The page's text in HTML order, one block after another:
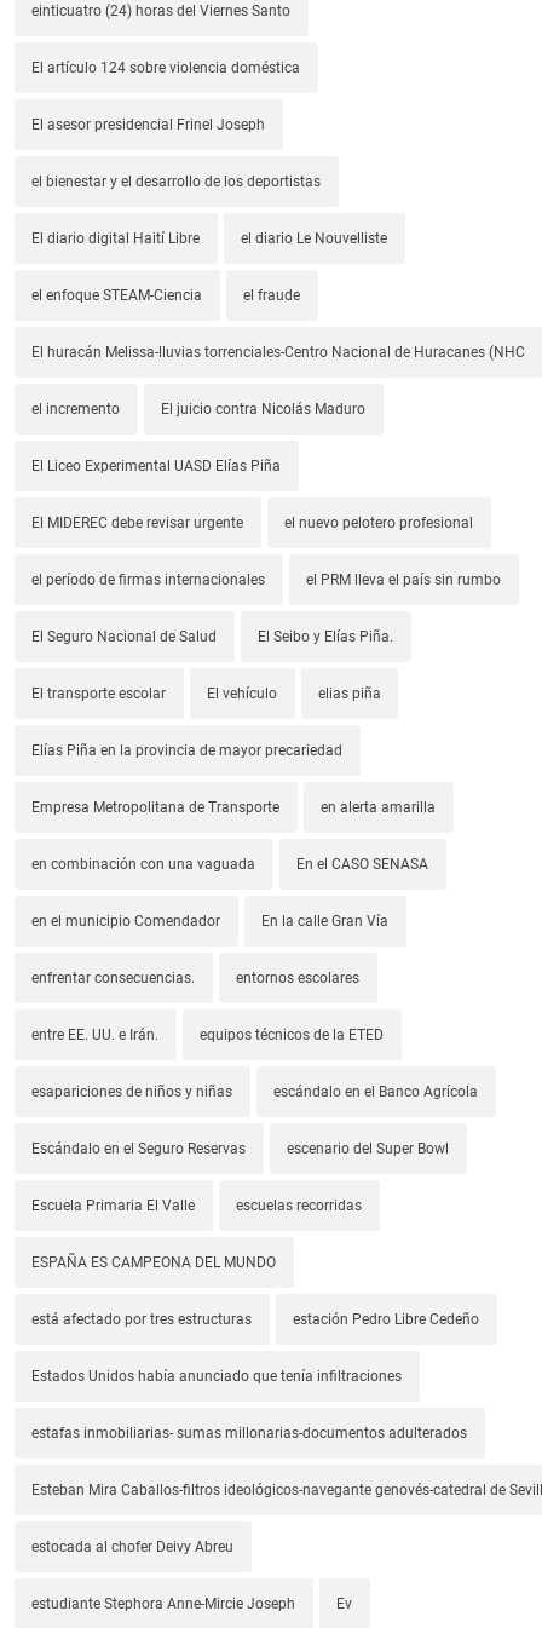
einticuatro (24) horas del Viernes Santo
El artículo 124 sobre violencia doméstica
El asesor presidencial Frinel Joseph
el bienestar y el desarrollo de los deportistas
El diario digital Haití Libre el diario Le Nouvelliste
el enfoque STEAM-Ciencia el fraude
El huracán Melissa-lluvias torrenciales-Centro Nacional de Huracanes (NHC
el incremento El juicio contra Nicolás Maduro
El Liceo Experimental UASD Elías Piña
El MIDEREC debe revisar urgente el nuevo pelotero profesional
el período de firmas internacionales el PRM lleva el país sin rumbo
El Seguro Nacional de Salud El Seibo y Elías Piña.
El transporte escolar El vehículo elias piña
Elías Piña en la provincia de mayor precariedad
Empresa Metropolitana de Transporte en alerta amarilla
en combinación con una vaguada En el CASO SENASA
en el municipio Comendador En la calle Gran Vía
enfrentar consecuencias. entornos escolares
entre EE. UU. e Irán. equipos técnicos de la ETED
esapariciones de niños y niñas escándalo en el Banco Agrícola
Escándalo en el Seguro Reservas escenario del Super Bowl
Escuela Primaria El Valle escuelas recorridas
ESPAÑA ES CAMPEONA DEL MUNDO
está afectado por tres estructuras estación Pedro Libre Cedeño
Estados Unidos había anunciado que tenía infiltraciones
estafas inmobiliarias- sumas millonarias-documentos adulterados
Esteban Mira Caballos-filtros ideológicos-navegante genovés-catedral de
estocada al chofer Deivy Abreu
estudiante Stephora Anne-Mircie Joseph Ev